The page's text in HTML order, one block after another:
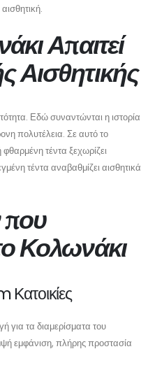
Απαιτεί
Αισθητικής
Εδώ συναντώνται η ιστορία
πολυτέλεια. Σε αυτό το
τέντα ξεχωρίζει
τέντα αναβαθμίζει αισθητικά
που
Κολωνάκι
Κατοικίες
για τα διαμερίσματα του
εμφάνιση, πλήρης προστασία